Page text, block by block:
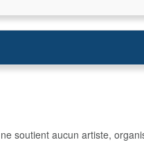
soutient aucun artiste,